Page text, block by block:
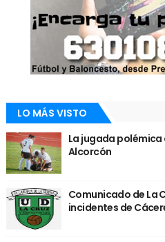
LO MÁS VISTO
La jugada
Alcorcón
Comunicado de La
incidentes de